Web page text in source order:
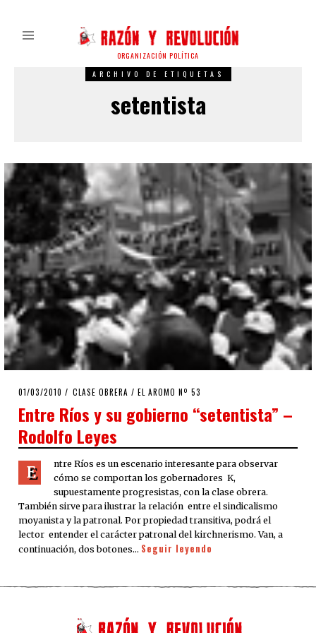
ORGANIZACIÓN POLÍTICA
ARCHIVO DE ETIQUETAS
setentista
POSTED
01/03/2010 25/03/2020
CLASE OBRERA / EL AROMO Nº 53
Entre Ríos y su gobierno “setentista” –
Rodolfo Leyes
E
ntre Ríos es un escenario interesante para observar
cómo se comportan los gobernadores K,
supuestamente progresistas, con la clase obrera.
También sirve para ilustrar la relación entre el sindicalismo
moyanista y la patronal. Por propiedad transitiva, podrá el
lector entender el carácter patronal del kirchnerismo. Van, a
continuación, dos botones… Seguir leyendo